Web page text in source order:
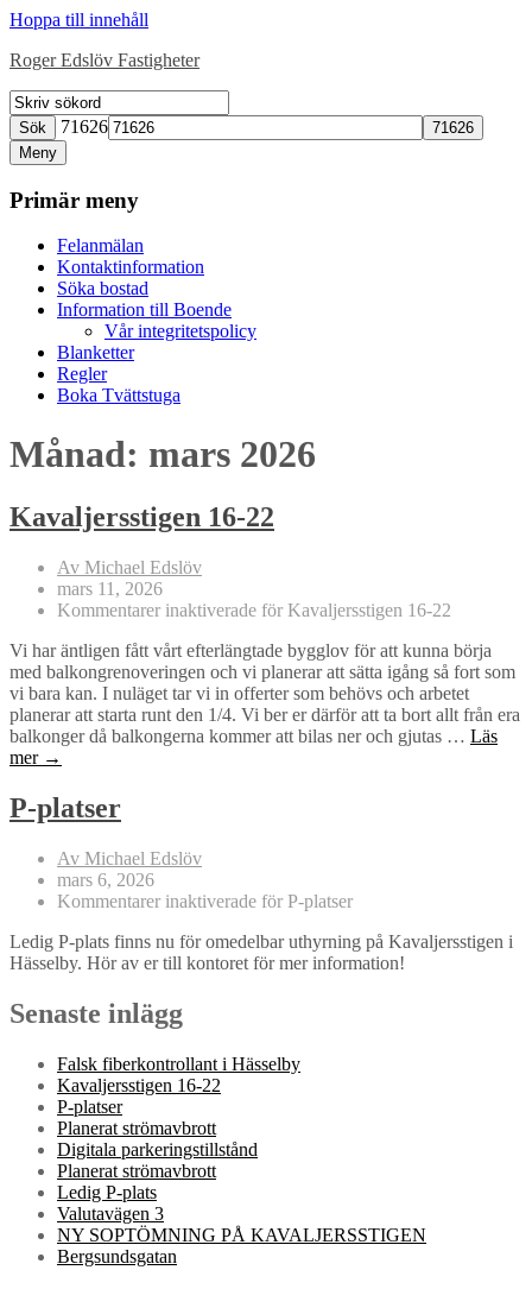
Hoppa till innehåll
Roger Edslöv Fastigheter
Sök 71626
Meny
Primär meny
Felanmälan
Kontaktinformation
Söka bostad
Information till Boende
Vår integritetspolicy
Blanketter
Regler
Boka Tvättstuga
Månad: mars 2026
Kavaljersstigen 16-22
Av Michael Edslöv
mars 11, 2026
Kommentarer inaktiverade för Kavaljersstigen 16-22
Vi har äntligen fått vårt efterlängtade bygglov för att kunna börja
med balkongrenoveringen och vi planerar att sätta igång så fort som
vi bara kan. I nuläget tar vi in offerter som behövs och arbetet
planerar att starta runt den 1/4. Vi ber er därför att ta bort allt från era
balkonger då balkongerna kommer att bilas ner och gjutas … Läs
mer →
P-platser
Av Michael Edslöv
mars 6, 2026
Kommentarer inaktiverade för P-platser
Ledig P-plats finns nu för omedelbar uthyrning på Kavaljersstigen i
Hässelby. Hör av er till kontoret för mer information!
Senaste inlägg
Falsk fiberkontrollant i Hässelby
Kavaljersstigen 16-22
P-platser
Planerat strömavbrott
Digitala parkeringstillstånd
Planerat strömavbrott
Ledig P-plats
Valutavägen 3
NY SOPTÖMNING PÅ KAVALJERSSTIGEN
Bergsundsgatan